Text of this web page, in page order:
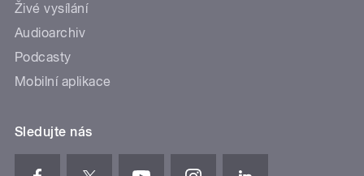
Živé vysílání
Audioarchiv
Podcasty
Mobilní aplikace
Sledujte nás